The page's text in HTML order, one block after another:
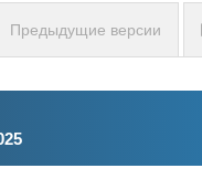
Предыдущие версии